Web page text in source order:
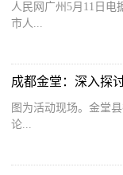
人民网广州5月11日电
市人...
成都金堂：深入探
图为活动现场。金堂
论...